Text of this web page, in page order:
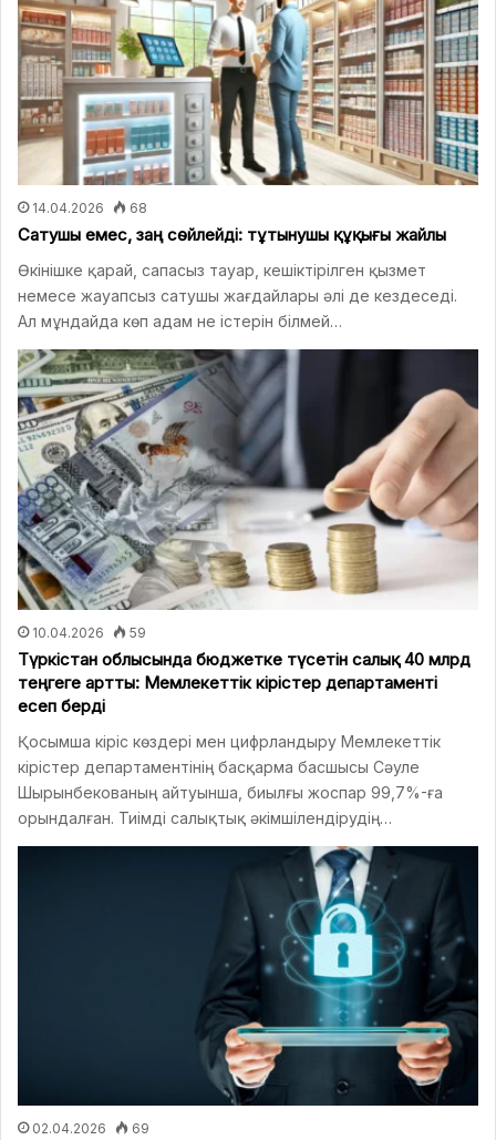
14.04.2026 68
Сатушы емес, заң сөйлейді: тұтынушы құқығы жайлы
Өкінішке қарай, сапасыз тауар, кешіктірілген қызмет
немесе жауапсыз сатушы жағдайлары әлі де кездеседі.
Ал мұндайда көп адам не істерін білмей…
10.04.2026 59
Түркістан облысында бюджетке түсетін салық 40 млрд
теңгеге артты: Мемлекеттік кірістер департаменті
есеп берді
Қосымша кіріс көздері мен цифрландыру Мемлекеттік
кірістер департаментінің басқарма басшысы Сәуле
Шырынбекованың айтуынша, биылғы жоспар 99,7%-ға
орындалған. Тиімді салықтық әкімшілендірудің…
02.04.2026 69